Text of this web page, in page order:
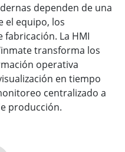
dependen de una
el equipo, los
fabricación. La HMI
transforma los
operativa
en tiempo
centralizado a
producción.